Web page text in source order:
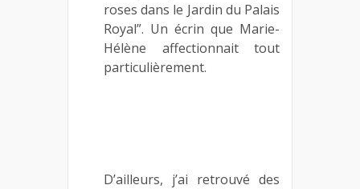
roses dans le Jardin du Palais
Royal”. Un écrin que Marie-
Hélène affectionnait tout
particulièrement.
D’ailleurs, j’ai retrouvé des